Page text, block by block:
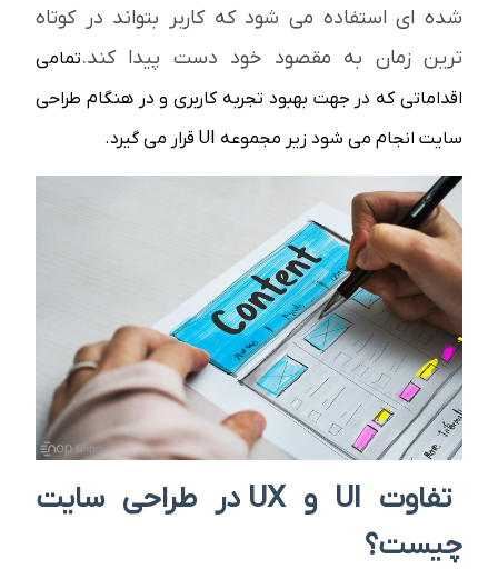
شده ای استفاده می شود که کاربر بتواند در کوتاه
ترین زمان به مقصود خود دست پیدا کند.تمامی
اقداماتی که در جهت بهبود تجربه کاربری و در هنگام طراحی
سایت انجام می شود زیر مجموعه UI قرار می گیرد.
تفاوت UI و UX در طراحی سایت
چیست؟